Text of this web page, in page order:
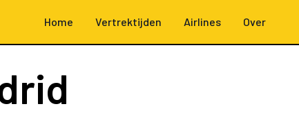
Home Vertrektijden Airlines Over